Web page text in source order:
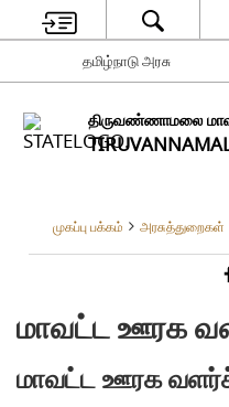
தமிழ்நாடு அரசு
திருவண்ணாமலை
முகப்பு பக்கம் அரசுத்துறைகள்
மாவட்ட ஊரக
மாவட்ட ஊரக